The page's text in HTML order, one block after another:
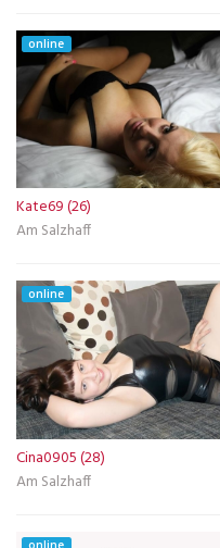
online
Kate69 (26)
Am Salzhaff
online
Cina0905 (28)
Am Salzhaff
online